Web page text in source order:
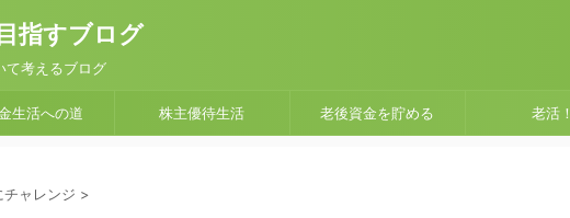
指すブログ
て考えるブログ
生活への道 株主優待生活 老後資金を貯める 老活！
チャレンジ >